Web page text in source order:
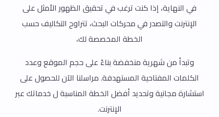
في النهاية، إذا كنت ترغب في تحقيق الظهور الأمثل على
الإنترنت والتصدر في محركات البحث، تتراوح التكاليف حسب
الخطة المخصصة لك،
وتبدأ من شهرية منخفضة بناءً على حجم الموقع وعدد
الكلمات المفتاحية المستهدفة. مراسلنا الآن للحصول على
استشارة مجانية وتحديد أفضل الخطة المناسبة ل خدماتك عبر
الإنترنت.